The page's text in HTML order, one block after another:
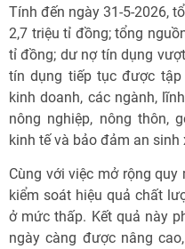
Tính đến ngày 31-5-2026,
2,7 triệu tỉ đồng; tổng
tỉ đồng; dư nợ tín dụng
tín dụng tiếp tục được
kinh doanh, các ngành,
nông nghiệp, nông thôn,
kinh tế và bảo đảm an sinh
Cùng với việc mở rộng
kiểm soát hiệu quả chất
ở mức thấp. Kết quả này
ngày càng được nâng